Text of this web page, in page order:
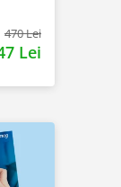
470 Lei
Lei